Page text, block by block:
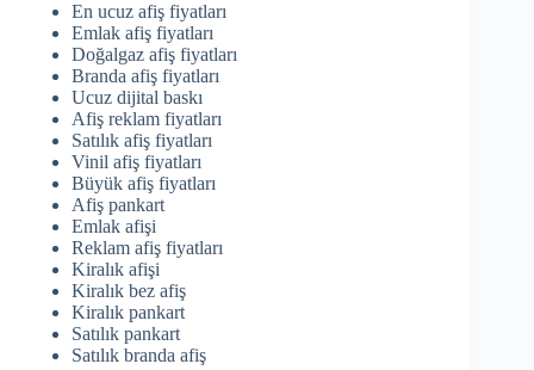
En ucuz afiş fiyatları
Emlak afiş fiyatları
Doğalgaz afiş fiyatları
Branda afiş fiyatları
Ucuz dijital baskı
Afiş reklam fiyatları
Satılık afiş fiyatları
Vinil afiş fiyatları
Büyük afiş fiyatları
Afiş pankart
Emlak afişi
Reklam afiş fiyatları
Kiralık afişi
Kiralık bez afiş
Kiralık pankart
Satılık pankart
Satılık branda afiş